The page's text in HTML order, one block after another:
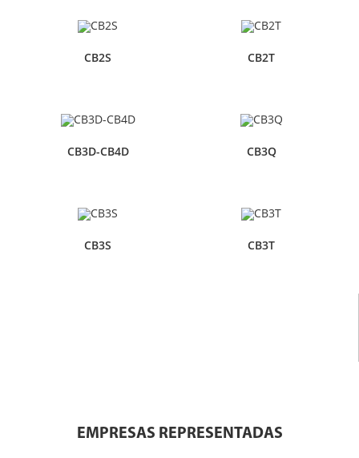
CB2S CB2T
CB3D-CB4D CB3Q
CB3S CB3T
EMPRESAS REPRESENTADAS